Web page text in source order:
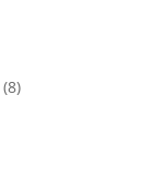
(8)